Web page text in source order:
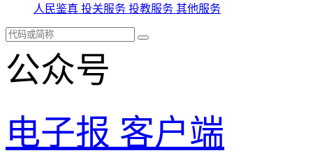
人民鉴真 投关服务 投教服务 其他服务
公众号
电子报 客户端